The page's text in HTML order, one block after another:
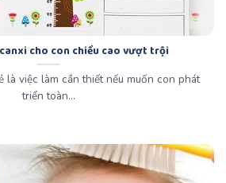
cho con chiều cao vượt trội
là việc làm cần thiết nếu muốn con phát
triển toàn...